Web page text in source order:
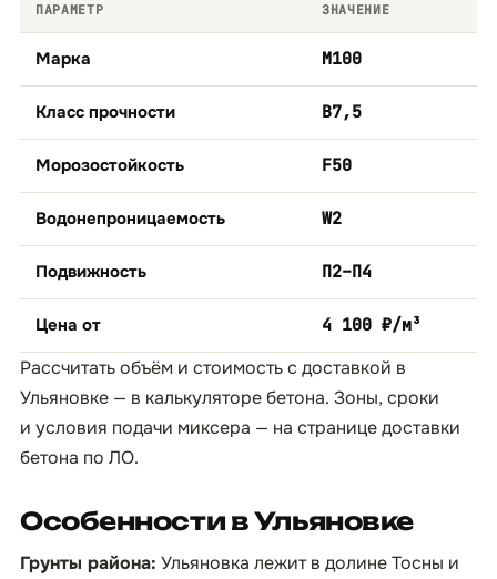
ПАРАМЕТР ЗНАЧЕНИЕ
Марка М100
Класс прочности B7,5
Морозостойкость F50
Водонепроницаемость W2
Подвижность П2–П4
Цена от 4 100 ₽/м³
Рассчитать объём и стоимость с доставкой в
Ульяновке — в калькуляторе бетона. Зоны, сроки
и условия подачи миксера — на страницедоставки
бетона по ЛО.
Особенности в Ульяновке
Грунты района: Ульяновка лежит в долине Тосны и